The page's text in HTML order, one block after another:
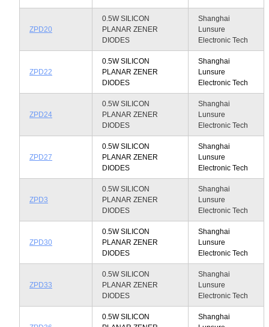
ZPD20
0.5W SILICON
PLANAR ZENER
DIODES
Shanghai
Lunsure
Electronic Tech
ZPD22
0.5W SILICON
PLANAR ZENER
DIODES
Shanghai
Lunsure
Electronic Tech
ZPD24
0.5W SILICON
PLANAR ZENER
DIODES
Shanghai
Lunsure
Electronic Tech
ZPD27
0.5W SILICON
PLANAR ZENER
DIODES
Shanghai
Lunsure
Electronic Tech
ZPD3
0.5W SILICON
PLANAR ZENER
DIODES
Shanghai
Lunsure
Electronic Tech
ZPD30
0.5W SILICON
PLANAR ZENER
DIODES
Shanghai
Lunsure
Electronic Tech
ZPD33
0.5W SILICON
PLANAR ZENER
DIODES
Shanghai
Lunsure
Electronic Tech
0.5W SILICON
Shanghai